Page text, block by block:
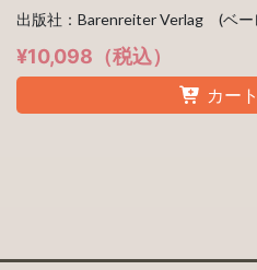
出版社：Barenreiter Verlag (ベー
¥10,098（税込）
カー